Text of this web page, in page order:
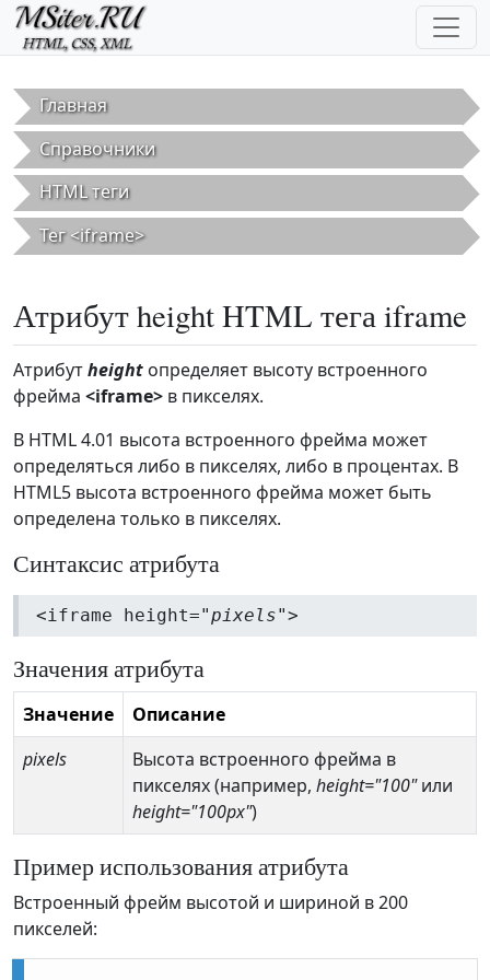
Перейти к основному содержанию
Главная
Справочники
HTML теги
Тег <iframe>
Атрибут height HTML тега iframe
Атрибутheight определяет высоту встроенного
фрейма <iframe> в пикселях.
В HTML 4.01 высота встроенного фрейма может
определяться либо в пикселях, либо в процентах. В
HTML5 высота встроенного фрейма может быть
определена только в пикселях.
Синтаксис атрибута
<iframe height="pixels">
Значения атрибута
Значение
Описание
pixels
Высота встроенного фрейма в
пикселях (например, height="100"или
height="100px")
Пример использования атрибута
Встроенный фрейм высотой и шириной в 200
пикселей: